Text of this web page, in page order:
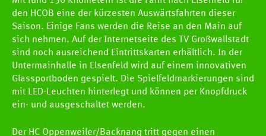
den HCOB eine der kürzesten Auswärtsfahrten dieser
Saison. Einige Fans werden die Reise an den Main auf
sich nehmen. Auf der Internetseite des TV Großwallstadt
sind noch ausreichend Eintrittskarten erhältlich. In der
Untermainhalle in Elsenfeld wird auf einem innovativen
Glassportboden gespielt. Die Spielfeldmarkierungen sind
mit LED-Leuchten hinterlegt und können per Knopfdruck
ein- und ausgeschaltet werden.
Der HC Oppenweiler/Backnang tritt gegen einen